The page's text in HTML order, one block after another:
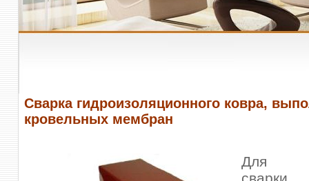
Сварка гидроизоляционного ковра,
кровельных мембран
Для